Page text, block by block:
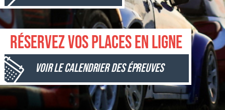
Réservez vos places en ligne
Voir le calendrier des épreuves